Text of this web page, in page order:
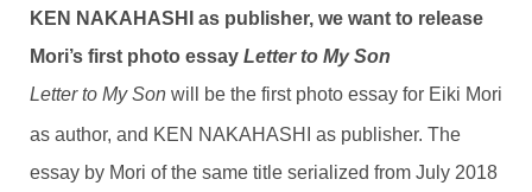
KEN NAKAHASHI as publisher, we want to release
Mori’s first photo essayLetter to My Son
Letter to My Son will be the first photo essay for Eiki Mori
as author, and KEN NAKAHASHI as publisher. The
essay by Mori of the same title serialized from July 2018